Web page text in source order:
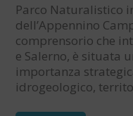
Parco Naturalistico
dell’Appennino
comprensorio che
e Salerno, è situata
importanza
idrogeologico,